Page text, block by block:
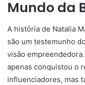
Mundo da
A história de Natalia
são um testemunho
visão
apenas conquistou o
influenciadores, mas